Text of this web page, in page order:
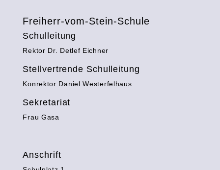
Freiherr-vom-Stein-Schule
Schulleitung
Rektor Dr. Detlef Eichner
Stellvertrende Schulleitung
Konrektor Daniel Westerfelhaus
Sekretariat
Frau Gasa
Anschrift